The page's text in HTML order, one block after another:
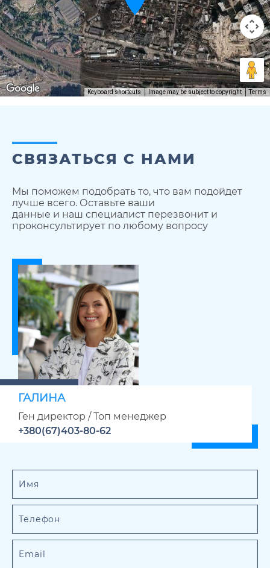
Keyboard shortcuts Image may be subject to copyright Terms
СВЯЗАТЬСЯ С НАМИ
Мы поможем подобрать то, что вам подойдет
лучше всего. Оставьте ваши
данные и наш специалист перезвонит и
проконсультирует по любому вопросу
ГАЛИНА
Ген директор / Топ менеджер
+380(67)403-80-62